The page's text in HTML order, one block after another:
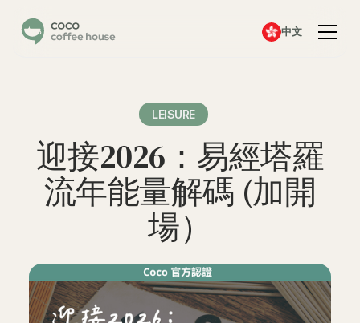
中文
LEISURE
迎接2026：易經塔羅
流年能量解碼 (加開
場）